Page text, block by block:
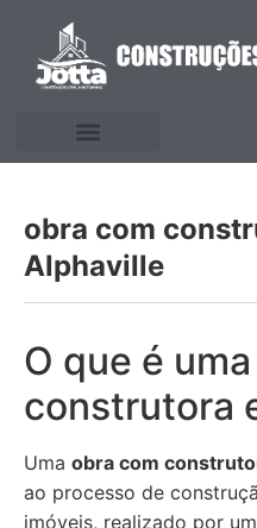
obra com
Alphaville
O que é
construtora
Uma obra com
ao processo de
imóveis, realizado por